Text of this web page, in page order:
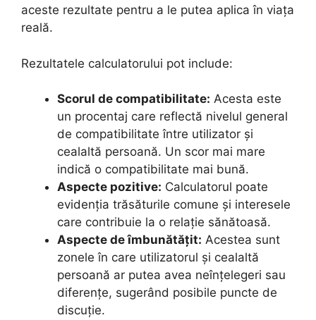
aceste rezultate pentru a le putea aplica în viața
reală.
Rezultatele calculatorului pot include:
Scorul de compatibilitate: Acesta este
un procentaj care reflectă nivelul general
de compatibilitate între utilizator și
cealaltă persoană. Un scor mai mare
indică o compatibilitate mai bună.
Aspecte pozitive: Calculatorul poate
evidenția trăsăturile comune și interesele
care contribuie la o relație sănătoasă.
Aspecte de îmbunătățit: Acestea sunt
zonele în care utilizatorul și cealaltă
persoană ar putea avea neînțelegeri sau
diferențe, sugerând posibile puncte de
discuție.